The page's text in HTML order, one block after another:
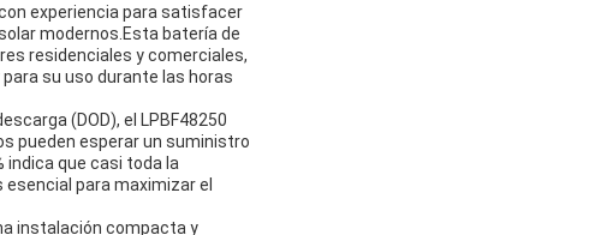
experiencia para satisfacer
modernos.Esta batería de
residenciales y comerciales,
su uso durante las horas
(DOD), el LPBF48250
pueden esperar un suministro
indica que casi toda la
para maximizar el
instalación compacta y